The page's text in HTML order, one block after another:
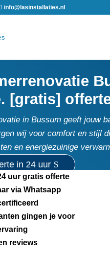
info@lasinstallaties.nl
[gratis]
in Bussum geeft jouw
wij voor comfort en stijl
en energiezuinige
in 24 uur
uur gratis offerte
via Whatsapp
gingen je voor
reviews